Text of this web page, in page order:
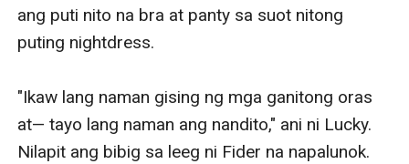
ang puti nito na bra at panty sa suot nitong
puting nightdress.
"Ikaw lang naman gising ng mga ganitong oras
at— tayo lang naman ang nandito," ani ni Lucky.
Nilapit ang bibig sa leeg ni Fider na napalunok.